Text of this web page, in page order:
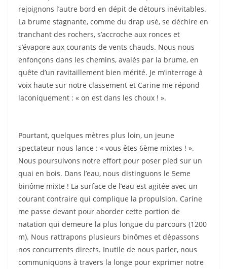
rejoignons l’autre bord en dépit de détours inévitables.
La brume stagnante, comme du drap usé, se déchire en
tranchant des rochers, s’accroche aux ronces et
s’évapore aux courants de vents chauds. Nous nous
enfonçons dans les chemins, avalés par la brume, en
quête d’un ravitaillement bien mérité. Je m’interroge à
voix haute sur notre classement et Carine me répond
laconiquement : « on est dans les choux ! ».
Pourtant, quelques mètres plus loin, un jeune
spectateur nous lance : « vous êtes 6ème mixtes ! ».
Nous poursuivons notre effort pour poser pied sur un
quai en bois. Dans l’eau, nous distinguons le 5eme
binôme mixte ! La surface de l’eau est agitée avec un
courant contraire qui complique la propulsion. Carine
me passe devant pour aborder cette portion de
natation qui demeure la plus longue du parcours (1200
m). Nous rattrapons plusieurs binômes et dépassons
nos concurrents directs. Inutile de nous parler, nous
communiquons à travers la longe pour exprimer notre